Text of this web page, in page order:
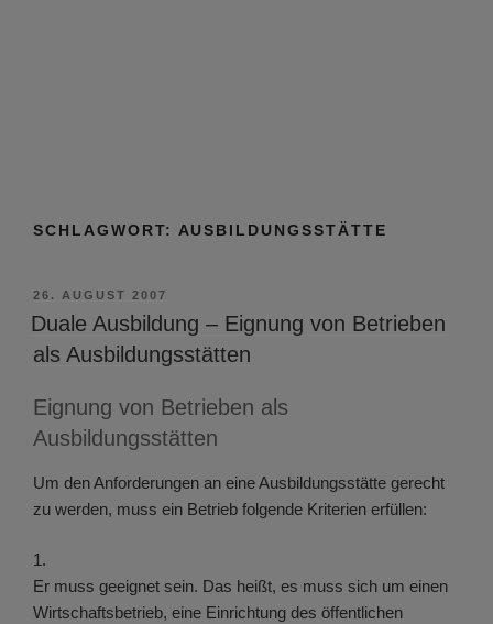
SCHLAGWORT: AUSBILDUNGSSTÄTTE
VERÖFFENTLICHT
AM
26. AUGUST 2007
Duale Ausbildung – Eignung von Betrieben
als Ausbildungsstätten
Eignung von Betrieben als
Ausbildungsstätten
Um den Anforderungen an eine Ausbildungsstätte gerecht
zu werden, muss ein Betrieb folgende Kriterien erfüllen:
1.
Er muss geeignet sein. Das heißt, es muss sich um einen
Wirtschaftsbetrieb, eine Einrichtung des öffentlichen